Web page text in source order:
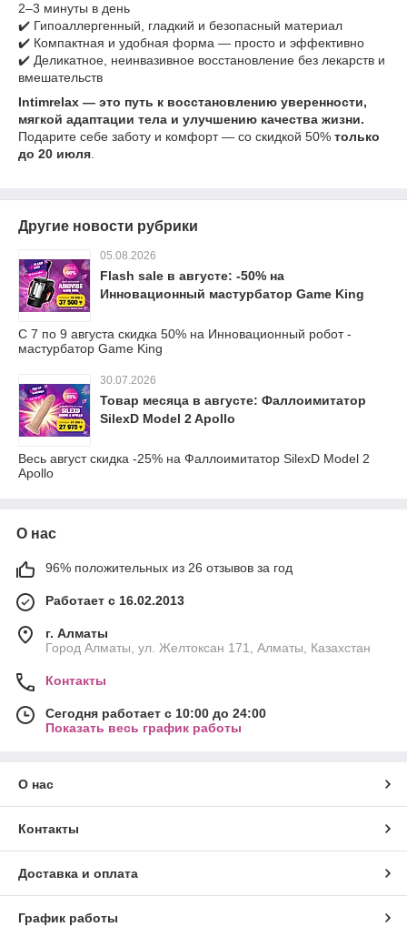
2–3 минуты в день
✔️ Гипоаллергенный, гладкий и безопасный материал
✔️ Компактная и удобная форма — просто и эффективно
✔️ Деликатное, неинвазивное восстановление без лекарств и
вмешательств
Intimrelax — это путь к восстановлению уверенности,
мягкой адаптации тела и улучшению качества жизни.
Подарите себе заботу и комфорт — со скидкой 50% только
до 20 июля.
Другие новости рубрики
05.08.2026
Flash sale в августе: -50% на
Инновационный мастурбатор Game King
С 7 по 9 августа скидка 50% на Инновационный робот -
мастурбатор Game King
30.07.2026
Товар месяца в августе: Фаллоимитатор
SilexD Model 2 Apollo
Весь август скидка -25% на Фаллоимитатор SilexD Model 2
Apollo
О нас
96% положительных из 26 отзывов за год
Работает с 16.02.2013
г. Алматы
Город Алматы, ул. Желтоксан 171, Алматы, Казахстан
Контакты
Сегодня работает с 10:00 до 24:00
Показать весь график работы
О нас
Контакты
Доставка и оплата
График работы